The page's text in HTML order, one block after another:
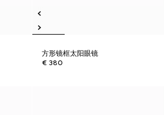
方形镜框太阳眼镜
€ 380